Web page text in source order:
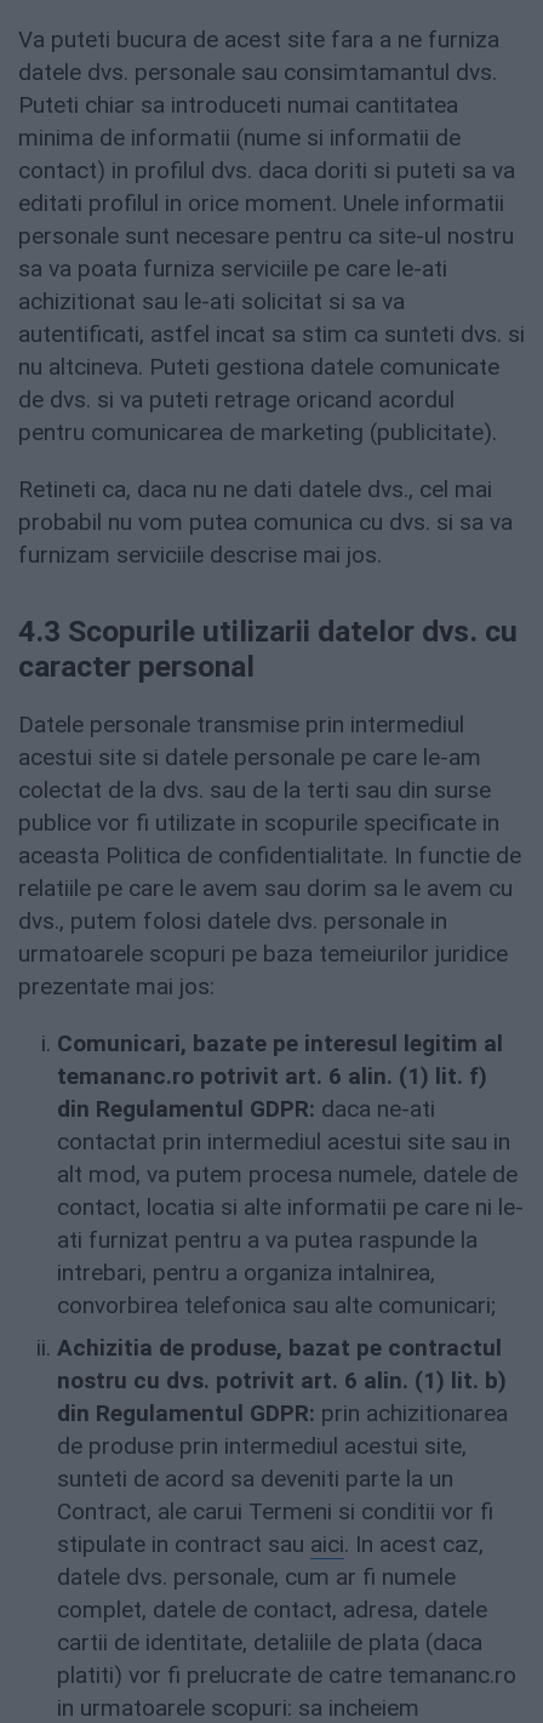
Va puteti bucura de acest site fara a ne furniza
datele dvs. personale sau consimtamantul dvs.
Puteti chiar sa introduceti numai cantitatea
minima de informatii (nume si informatii de
contact) in profilul dvs. daca doriti si puteti sa va
editati profilul in orice moment. Unele informatii
personale sunt necesare pentru ca site-ul nostru
sa va poata furniza serviciile pe care le-ati
achizitionat sau le-ati solicitat si sa va
autentificati, astfel incat sa stim ca sunteti dvs. si
nu altcineva. Puteti gestiona datele comunicate
de dvs. si va puteti retrage oricand acordul
pentru comunicarea de marketing (publicitate).
Retineti ca, daca nu ne dati datele dvs., cel mai
probabil nu vom putea comunica cu dvs. si sa va
furnizam serviciile descrise mai jos.
4.3 Scopurile utilizarii datelor dvs. cu
caracter personal
Datele personale transmise prin intermediul
acestui site si datele personale pe care le-am
colectat de la dvs. sau de la terti sau din surse
publice vor fi utilizate in scopurile specificate in
aceasta Politica de confidentialitate. In functie de
relatiile pe care le avem sau dorim sa le avem cu
dvs., putem folosi datele dvs. personale in
urmatoarele scopuri pe baza temeiurilor juridice
prezentate mai jos:
Comunicari, bazate pe interesul legitim al
temananc.ro potrivit art. 6 alin. (1) lit. f)
din Regulamentul GDPR: daca ne-ati
contactat prin intermediul acestui site sau in
alt mod, va putem procesa numele, datele de
contact, locatia si alte informatii pe care ni le-
ati furnizat pentru a va putea raspunde la
intrebari, pentru a organiza intalnirea,
convorbirea telefonica sau alte comunicari;
Achizitia de produse, bazat pe contractul
nostru cu dvs. potrivit art. 6 alin. (1) lit. b)
din Regulamentul GDPR: prin achizitionarea
de produse prin intermediul acestui site,
sunteti de acord sa deveniti parte la un
Contract, ale carui Termeni si conditii vor fi
stipulate in contract sau aici. In acest caz,
datele dvs. personale, cum ar fi numele
complet, datele de contact, adresa, datele
cartii de identitate, detaliile de plata (daca
platiti) vor fi prelucrate de catre temananc.ro
in urmatoarele scopuri: sa incheiem